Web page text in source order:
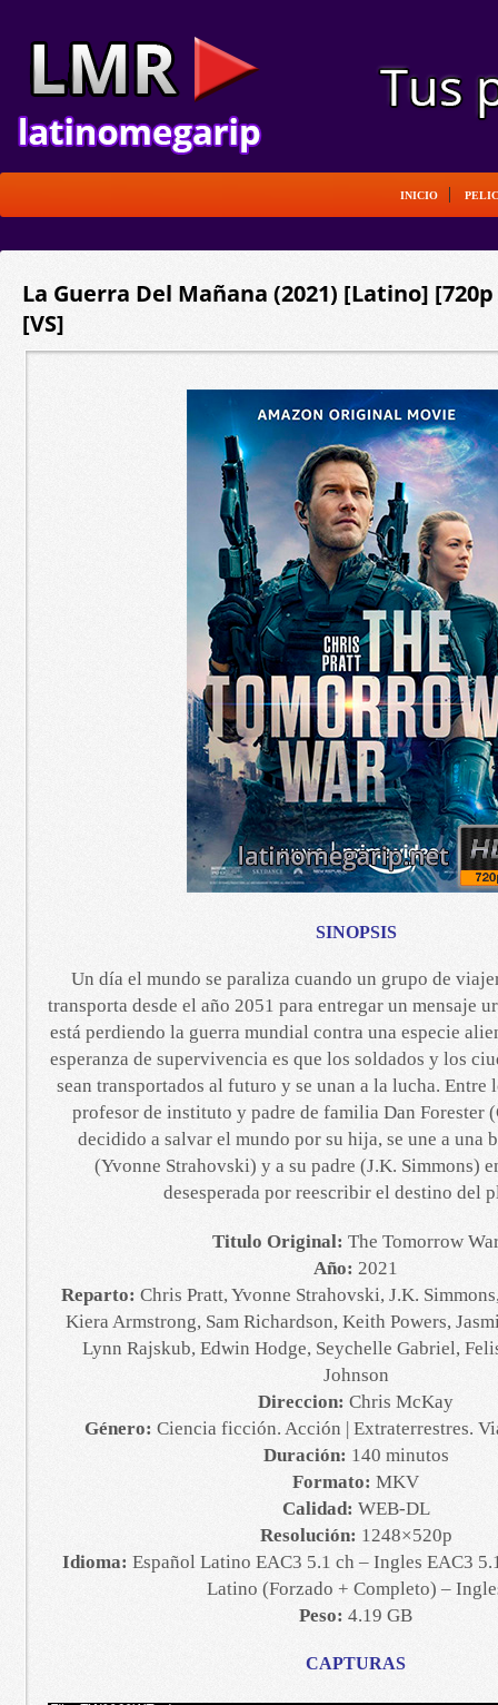
INICIO
La Guerra Del Mañana (2021) [Latino] [720p
[VS]
SINOPSIS
Un día el mundo se paraliza cuando un grupo de
transporta desde el año 2051 para entregar un mensaje
está perdiendo la guerra mundial contra una especie
esperanza de supervivencia es que los soldados y los
sean transportados al futuro y se unan a la lucha. Entre
profesor de instituto y padre de familia Dan Forester
decidido a salvar el mundo por su hija, se une a
(Yvonne Strahovski) y a su padre (J.K. Simmons)
desesperada por reescribir el destino del
Titulo Original: The Tomorrow
Año: 2021
Reparto: Chris Pratt, Yvonne Strahovski, J.K.
Kiera Armstrong, Sam Richardson, Keith Powers,
Lynn Rajskub, Edwin Hodge, Seychelle Gabriel,
Johnson
Direccion: Chris McKay
Género: Ciencia ficción. Acción | Extraterrestres.
Duración: 140 minutos
Formato: MKV
Calidad: WEB-DL
Resolución: 1248×520p
Idioma: Español Latino EAC3 5.1 ch – Ingles EAC3
Latino (Forzado + Completo) –
Peso: 4.19 GB
CAPTURAS